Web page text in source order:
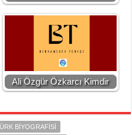
Ali Özgür Özkarcı Kimdir
BIYOGRAFISI